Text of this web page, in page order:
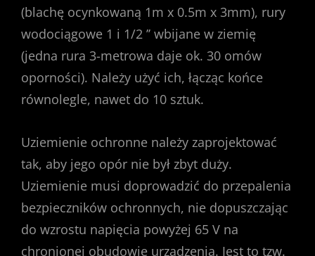
(blachę ocynkowaną 1m x 0.5m x 3mm), rury
wodociągowe 1 i 1/2 ’’ wbijane w ziemię
(jedna rura 3-metrowa daje ok. 30 omów
oporności). Należy użyć ich, łącząc końce
równolegle, nawet do 10 sztuk.
Uziemienie ochronne należy zaprojektować
tak, aby jego opór nie był zbyt duży.
Uziemienie musi doprowadzić do przepalenia
bezpieczników ochronnych, nie dopuszczając
do wzrostu napięcia powyżej 65 V na
chronionej obudowie urządzenia. Jest to tzw.